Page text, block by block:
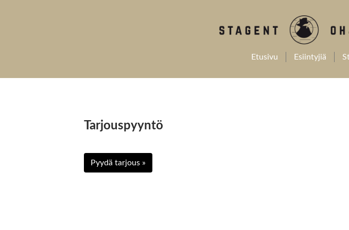
Etusivu Esiintyjiä
Tarjouspyyntö
Pyydä tarjous »